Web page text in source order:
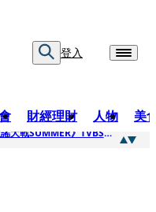
登入
財經理財 人物 美
邊看偶像邊拚韓國行 《2026 SBS歌謠大戰SUMMER》TVBS直播祭追星福利